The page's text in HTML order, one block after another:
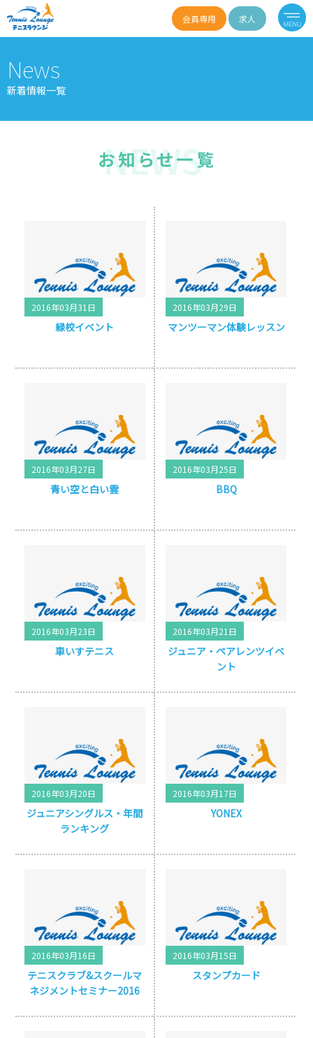
会員専用 求人
News
新着情報一覧
2016年03月31日
緑校イベント
2016年03月29日
マンツーマン体験レッスン
2016年03月27日
青い空と白い雲
2016年03月25日
BBQ
2016年03月23日
車いすテニス
2016年03月21日
ジュニア・ペアレンツイベ
ント
2016年03月20日
ジュニアシングルス・年間
ランキング
2016年03月17日
YONEX
2016年03月16日
テニスクラブ&スクールマ
ネジメントセミナー2016
2016年03月15日
スタンプカード